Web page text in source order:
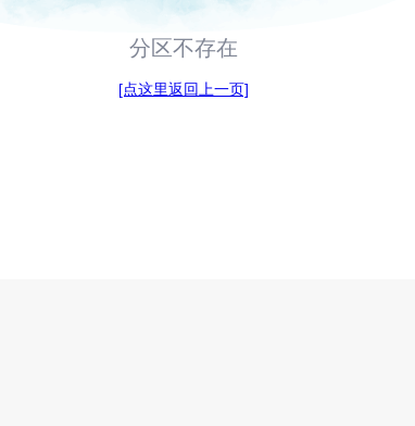
分区不存在
[点这里返回上一页]